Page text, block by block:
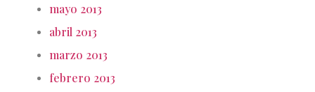
mayo 2013
abril 2013
marzo 2013
febrero 2013